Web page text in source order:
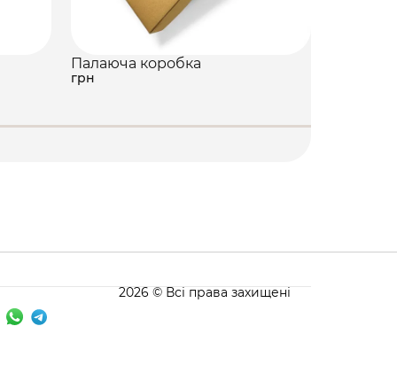
Палаюча коробка
грн
2026 © Всі права захищені